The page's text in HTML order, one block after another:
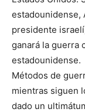
estadounidense,
presidente
ganará la guerra
estadounidense.
Métodos de
mientras siguen
dado un